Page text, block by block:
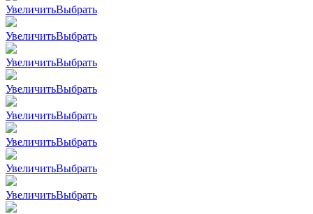
УвеличитьВыбрать
УвеличитьВыбрать
УвеличитьВыбрать
УвеличитьВыбрать
УвеличитьВыбрать
УвеличитьВыбрать
УвеличитьВыбрать
УвеличитьВыбрать